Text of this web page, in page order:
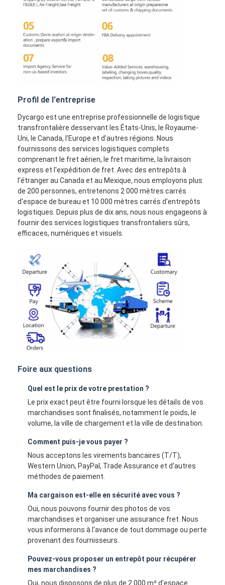
Profil de l'entreprise
Dycargo est une entreprise professionnelle de logistique
transfrontalière desservant les États-Unis, le Royaume-
Uni, le Canada, l'Europe et d'autres régions. Nous
fournissons des services logistiques complets
comprenant le fret aérien, le fret maritime, la livraison
express et l'expédition de fret. Avec des entrepôts à
l'étranger au Canada et au Mexique, nous employons plus
de 200 personnes, entretenons 2 000 mètres carrés
d'espace de bureau et 10 000 mètres carrés d'entrepôts
logistiques. Depuis plus de dix ans, nous nous engageons à
fournir des services logistiques transfrontaliers sûrs,
efficaces, numériques et visuels.
Foire aux questions
Quel est le prix de votre prestation ?
Le prix exact peut être fourni lorsque les détails de vos
marchandises sont finalisés, notamment le poids, le
volume, la ville de chargement et la ville de destination.
Comment puis-je vous payer ?
Nous acceptons les virements bancaires (T/T),
Western Union, PayPal, Trade Assurance et d'autres
méthodes de paiement.
Ma cargaison est-elle en sécurité avec vous ?
Oui, nous pouvons fournir des photos de vos
marchandises et organiser une assurance fret. Nous
vous informerons à l'avance de tout dommage ou perte
provenant des fournisseurs.
Pouvez-vous proposer un entrepôt pour récupérer
mes marchandises ?
Oui, nous disposons de plus de 2 000 m² d'espace